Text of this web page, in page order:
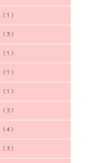
1）
3）
1）
1）
1）
3）
4）
3）